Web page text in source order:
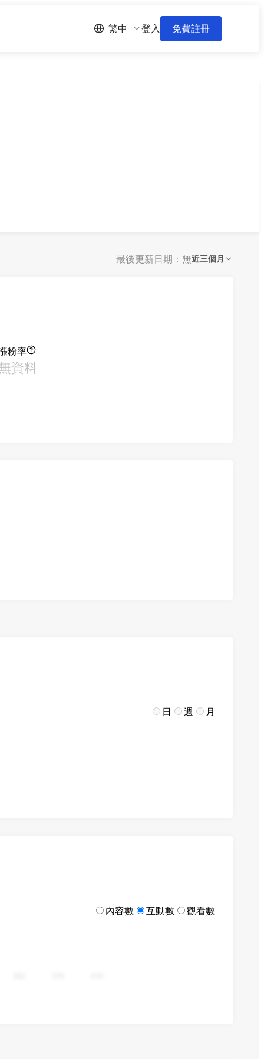
繁中 登入 免費註冊
最後更新日期：無近三個月
粉率
資料
日 週 月
內容數 互動數 觀看數